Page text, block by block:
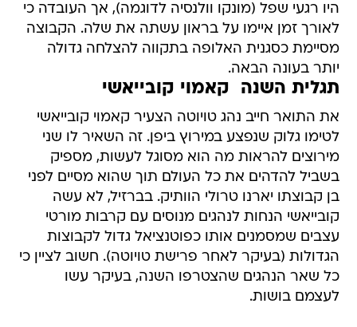
היו רגעי שפל (מונקו וולנסיה לדוגמה), אך העובדה כי
לאורך זמן איימו על בראון עשתה את שלה. הקבוצה
מסיימת כסגנית האלופה בתקווה להצלחה גדולה
יותר בעונה הבאה.
תגלית השנה  קאמוי קובייאשי
את התואר חייב נהג טויוטה הצעיר קאמוי קובייאשי
לטימו גלוק שנפצע במירוץ ביפן. זה השאיר לו שני
מירוצים להראות מה הוא מסוגל לעשות, מספיק
בשביל להדהים את כל העולם תוך שהוא מסיים לפני
בן קבוצתו יארנו טרולי הוותיק. בברזיל, לא עשה
קובייאשי הנחות לנהגים מנוסים עם קרבות מורטי
עצבים שמסמנים אותו כפוטנציאל גדול לקבוצות
הגדולות (בעיקר לאחר פרישת טויוטה). חשוב לציין כי
כל שאר הנהגים שהצטרפו השנה, בעיקר עשו
לעצמם בושות.